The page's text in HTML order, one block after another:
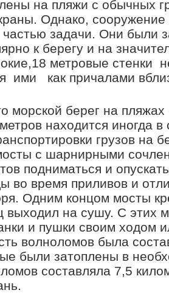
на пляжи с обычных
Однако, сооружение
частью задачи. Они были
к берегу и на
метровые стенки
ими как причалами
морской берег на
находится иногда
грузов на
с шарнирными
подниматься и
во время приливов и
Одним концом мосты
выходил на сушу. С этих
и пушки своим ходом
волноломов была
были затоплены в
составляла 7,5